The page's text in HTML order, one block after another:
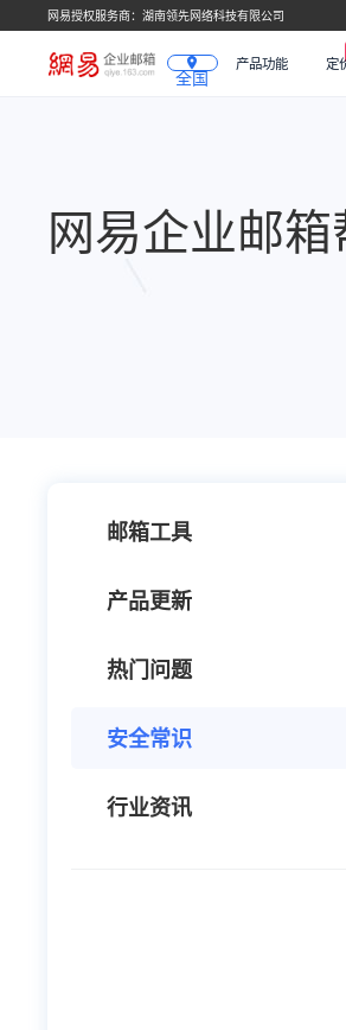
网易授权服务商：湖南领先网络科技有限公司
全国
产品功能 定
网易企业邮
邮箱工具
产品更新
热门问题
安全常识
行业资讯